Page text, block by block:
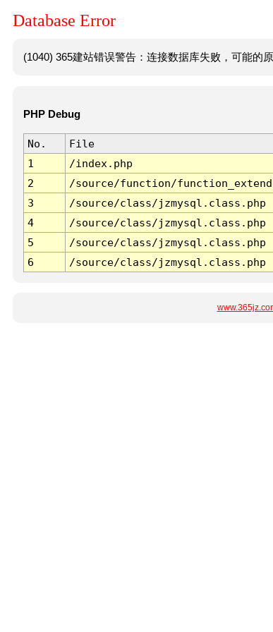
Database Error
(1040) 365建站错误警告：连接数据库失败，可能的
PHP Debug
No. File
1
/index.php
2
/source/function/
3
/source/class/jzmysql.class.php
4
/source/class/jzmysql.class.php
5
/source/class/jzmysql.class.php
6
/source/class/jzmysql.class.php